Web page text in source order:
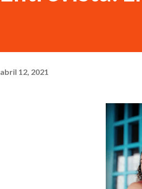
abril 12, 2021